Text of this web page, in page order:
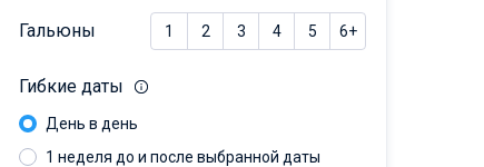
Гальюны 1 2 3 4 5 6+
Гибкие даты
День в день
1 неделя до и после выбранной даты